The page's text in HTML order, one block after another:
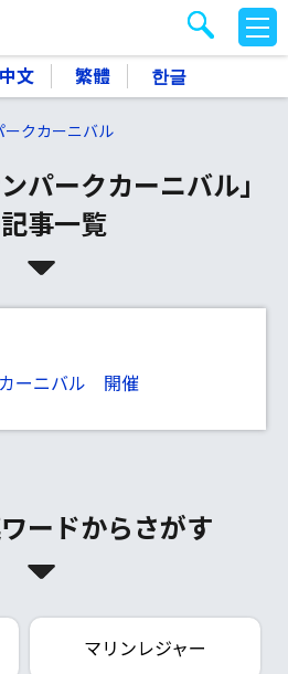
中文 繁體 한글
M
E
ークカーニバル
パークカーニバル」
事一覧
ーニバル 開催
ードからさがす
マリンレジャー